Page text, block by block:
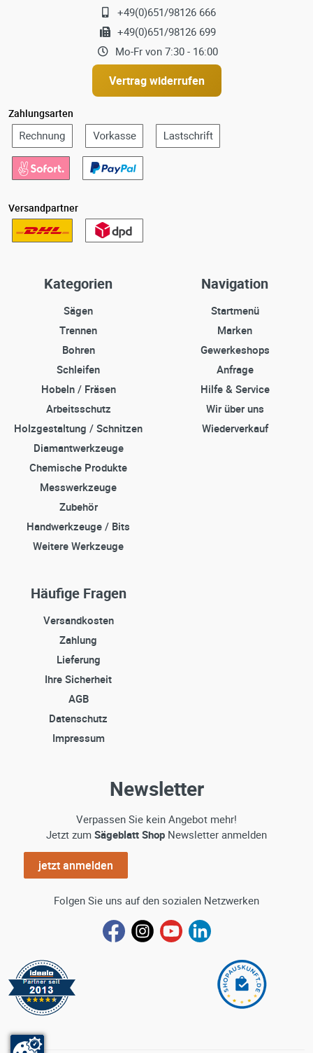
+49(0)651/98126 666
+49(0)651/98126 699
Mo-Fr von 7:30 - 16:00
Vertrag widerrufen
Zahlungsarten
Versandpartner
Kategorien
Sägen
Trennen
Bohren
Schleifen
Hobeln / Fräsen
Arbeitsschutz
Holzgestaltung / Schnitzen
Diamantwerkzeuge
Chemische Produkte
Messwerkzeuge
Zubehör
Handwerkzeuge / Bits
Weitere Werkzeuge
Navigation
Startmenü
Marken
Gewerkeshops
Anfrage
Hilfe & Service
Wir über uns
Wiederverkauf
Häufige Fragen
Versandkosten
Zahlung
Lieferung
Ihre Sicherheit
AGB
Datenschutz
Impressum
Newsletter
Verpassen Sie kein Angebot mehr!
Jetzt zum Sägeblatt Shop Newsletter anmelden
jetzt anmelden
Folgen Sie uns auf den sozialen Netzwerken